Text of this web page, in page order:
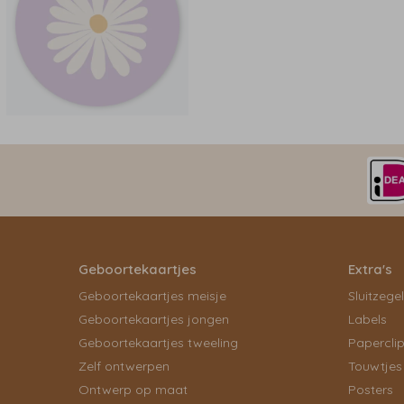
Geboortekaartjes
Geboortekaartjes meisje
Geboortekaartjes jongen
Geboortekaartjes tweeling
Zelf ontwerpen
Ontwerp op maat
Extra's
Labels
Touwtjes
Posters